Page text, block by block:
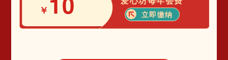
￥ 立即缴纳